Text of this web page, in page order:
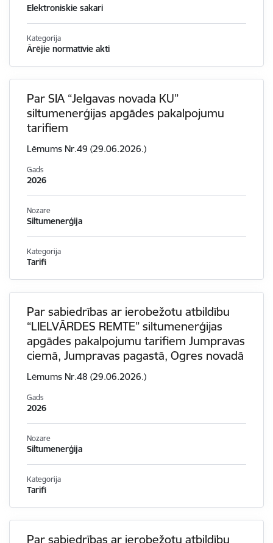
Elektroniskie sakari
Kategorija
Ārējie normatīvie akti
Par SIA “Jelgavas novada KU”
siltumenerģijas apgādes pakalpojumu
tarifiem
Lēmums Nr.49 (29.06.2026.)
Gads
2026
Nozare
Siltumenerģija
Kategorija
Tarifi
Par sabiedrības ar ierobežotu atbildību
“LIELVĀRDES REMTE” siltumenerģijas
apgādes pakalpojumu tarifiem Jumpravas
ciemā, Jumpravas pagastā, Ogres novadā
Lēmums Nr.48 (29.06.2026.)
Gads
2026
Nozare
Siltumenerģija
Kategorija
Tarifi
Par sabiedrības ar ierobežotu atbildību